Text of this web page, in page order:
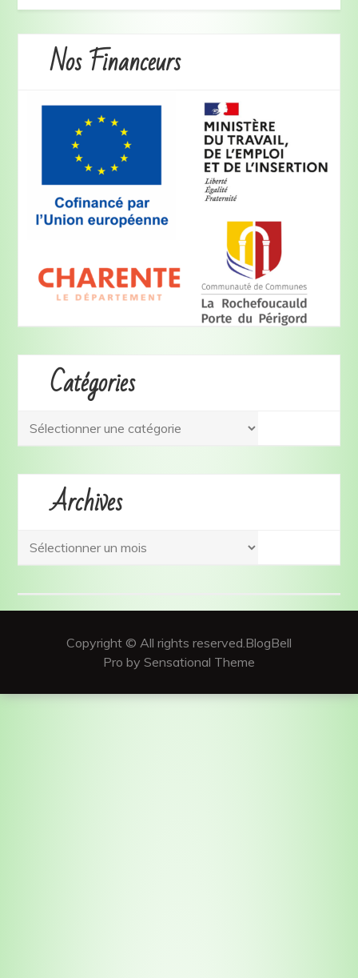
Nos Financeurs
Catégories
Archives
Copyright © All rights reserved.BlogBell
Pro by Sensational Theme